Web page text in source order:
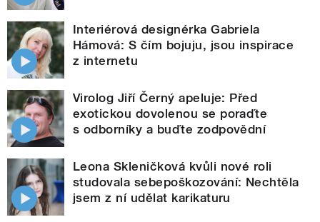
Interiérová designérka Gabriela
Hámová: S čím bojuju, jsou inspirace
z internetu
Virolog Jiří Černý apeluje: Před
exotickou dovolenou se poraďte
s odborníky a buďte zodpovědní
Leona Skleničková kvůli nové roli
studovala sebepoškozování: Nechtěla
jsem z ní udělat karikaturu